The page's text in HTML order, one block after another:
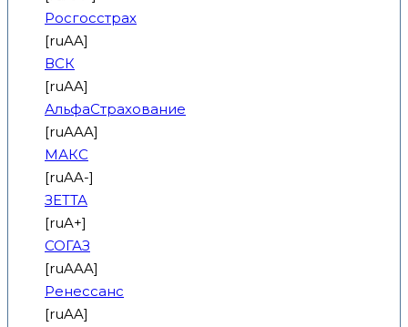
Росгосстрах
[ruAA]
ВСК
[ruAA]
АльфаСтрахование
[ruAAA]
МАКС
[ruAA-]
ЗЕТТА
[ruA+]
СОГАЗ
[ruAAA]
Ренессанс
[ruAA]